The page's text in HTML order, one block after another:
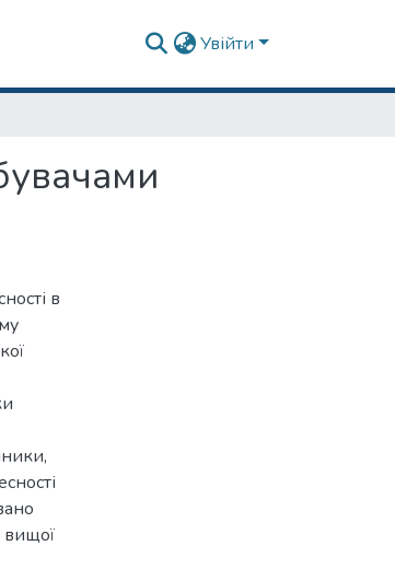
Увійти
в
вищої